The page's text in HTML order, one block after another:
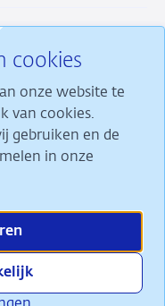
cookies
onze website te
van cookies.
gebruiken en de
in onze
X
stabiliteit en
welvaart in